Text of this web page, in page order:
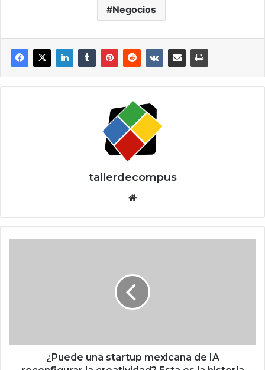
Negocios
tallerdecompus
we
b
a
¿Puede una startup mexicana de IA